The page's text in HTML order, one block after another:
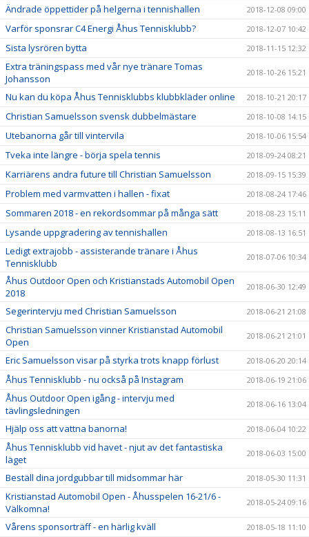
Ändrade öppettider på helgerna i tennishallen 2018-12-08 09:00
Varför sponsrar C4 Energi Åhus Tennisklubb? 2018-12-07 10:42
Sista lysrören bytta 2018-11-15 12:32
Extra träningspass med vår nye tränare Tomas
Johansson
2018-10-26 15:21
Nu kan du köpa Åhus Tennisklubbs klubbkläder online 2018-10-21 20:17
Christian Samuelsson svensk dubbelmästare 2018-10-08 14:15
Utebanorna går till vintervila 2018-10-06 15:54
Tveka inte längre - börja spela tennis 2018-09-24 08:21
Karriärens andra future till Christian Samuelsson 2018-09-15 15:39
Problem med varmvatten i hallen - fixat 2018-08-24 17:46
Sommaren 2018 - en rekordsommar på många sätt 2018-08-23 15:11
Lysande uppgradering av tennishallen 2018-08-13 16:51
Ledigt extrajobb - assisterande tränare i Åhus
Tennisklubb
2018-07-06 10:34
Åhus Outdoor Open och Kristianstads Automobil Open
2018
2018-06-30 12:49
Segerintervju med Christian Samuelsson 2018-06-21 21:08
Christian Samuelsson vinner Kristianstad Automobil
Open
2018-06-21 21:01
Eric Samuelsson visar på styrka trots knapp förlust 2018-06-20 20:14
Åhus Tennisklubb - nu också på Instagram 2018-06-19 21:06
Åhus Outdoor Open igång - intervju med
tävlingsledningen
2018-06-16 13:04
Hjälp oss att vattna banorna! 2018-06-04 10:22
Åhus Tennisklubb vid havet - njut av det fantastiska
läget
2018-06-03 15:00
Beställ dina jordgubbar till midsommar här 2018-05-30 11:31
Kristianstad Automobil Open - Åhusspelen 16-21/6 -
Välkomna!
2018-05-24 09:16
Vårens sponsorträff - en härlig kväll 2018-05-18 11:10